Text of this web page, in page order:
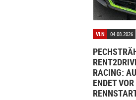
VLN 04.08.2026
RACING:
ENDET